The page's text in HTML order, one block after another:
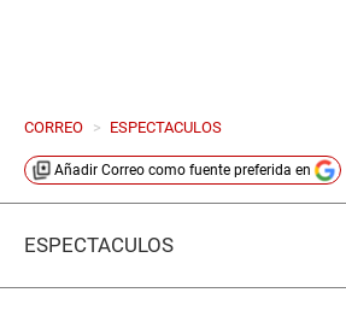
CORREO > ESPECTACULOS
Añadir Correo como fuente preferida en
ESPECTÁCULOS